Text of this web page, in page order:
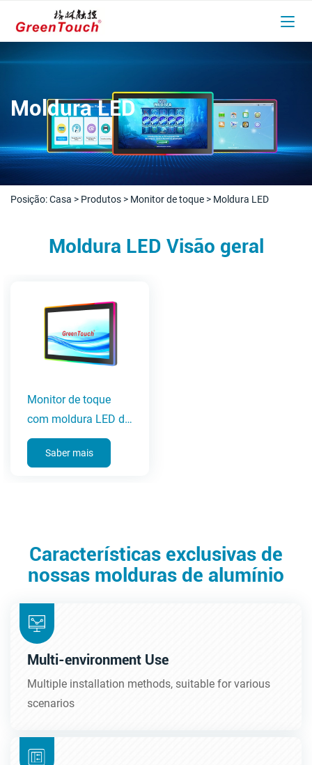
Moldura LED
Posição:Casa > Produtos > Monitor de toque > Moldura LED
Moldura LED Visão geral
Monitor de toque
com moldura LED de
21,5 a 43 polegadas
(série PM)
Saber mais
Características exclusivas de
nossas molduras de alumínio
Multi-environment Use
Multiple installation methods, suitable for various
scenarios